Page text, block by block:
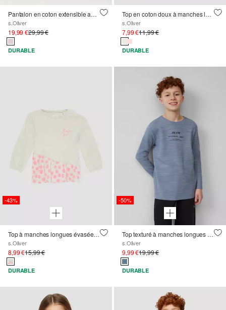
Pantalon en coton extensible avec poches plaquées et taille élastiquée
s.Oliver
19,99 €29,99 €
DURABLE
Top en coton doux à manches longues avec un imprimé scintillant sur le devant
s.Oliver
7,99 €11,99 €
DURABLE
-43%
Top à manches longues évasées avec bordures à motifs
s.Oliver
8,99 €15,99 €
DURABLE
-50%
Top texturé à manches longues avec impression sur le devant
s.Oliver
9,99 €19,99 €
DURABLE